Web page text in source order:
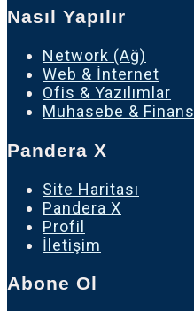
Nasıl Yapılır
Network (Ağ)
Web & İnternet
Ofis & Yazılımlar
Muhasebe & Finans
Pandera X
Site Haritası
Pandera X
Profil
İletişim
Abone Ol